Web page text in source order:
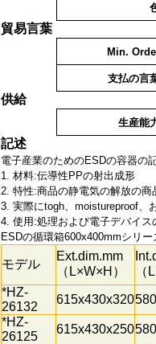
貿易言葉
Min.
支払の言
供給
生産能
記述
電子産業のためのESDの容器の
1. 材料:伝導性PPの射出成形
2. 特性:商品の静電気の解放の商
3. 実際にtogh、moistureproof、
4. 使用:処理および電子デバイス
ESDの循環箱600x400mmシリ
モデル
Ext.dim.mm
（L×W×H）
（
*HZ-
26132
615x430x320
*HZ-
26125
615x430x250